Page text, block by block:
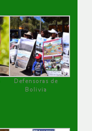
Defensoras de
Bolivia